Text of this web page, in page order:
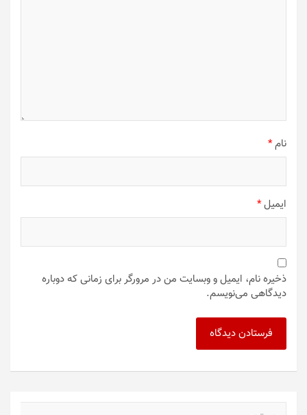
نام*
ایمیل*
ذخیره نام، ایمیل و وبسایت من در مرورگر برای زمانی که دوباره
دیدگاهی می‌نویسم.